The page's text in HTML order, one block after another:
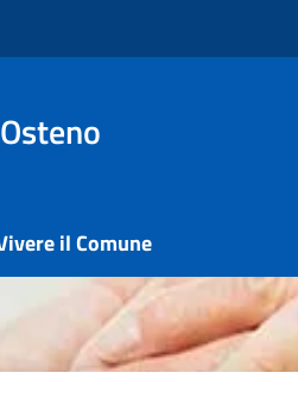
il Comune